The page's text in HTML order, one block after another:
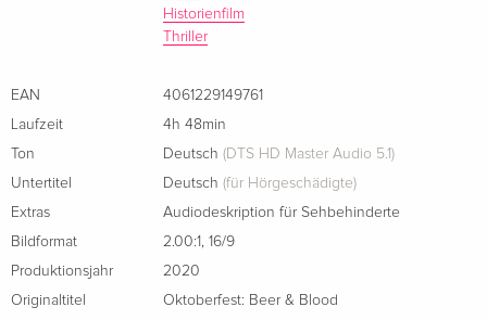
05. Aufbruch in ein neues Jahrhundert
Historienfilm
Thriller
EAN
4061229149761
Laufzeit
4h 48min
Ton
Deutsch (DTS HD Master Audio 5.1)
Untertitel
Deutsch (für Hörgeschädigte)
Extras
Audiodeskription für Sehbehinderte
Bildformat
2.00:1, 16/9
Produktionsjahr
2020
Originaltitel
Oktoberfest: Beer & Blood